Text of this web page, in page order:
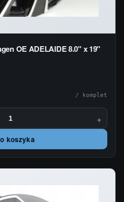
OE ADELAIDE 8.0" x 19"
/ komplet
+
koszyka